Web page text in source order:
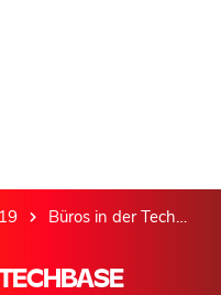
Büros in der TechBase